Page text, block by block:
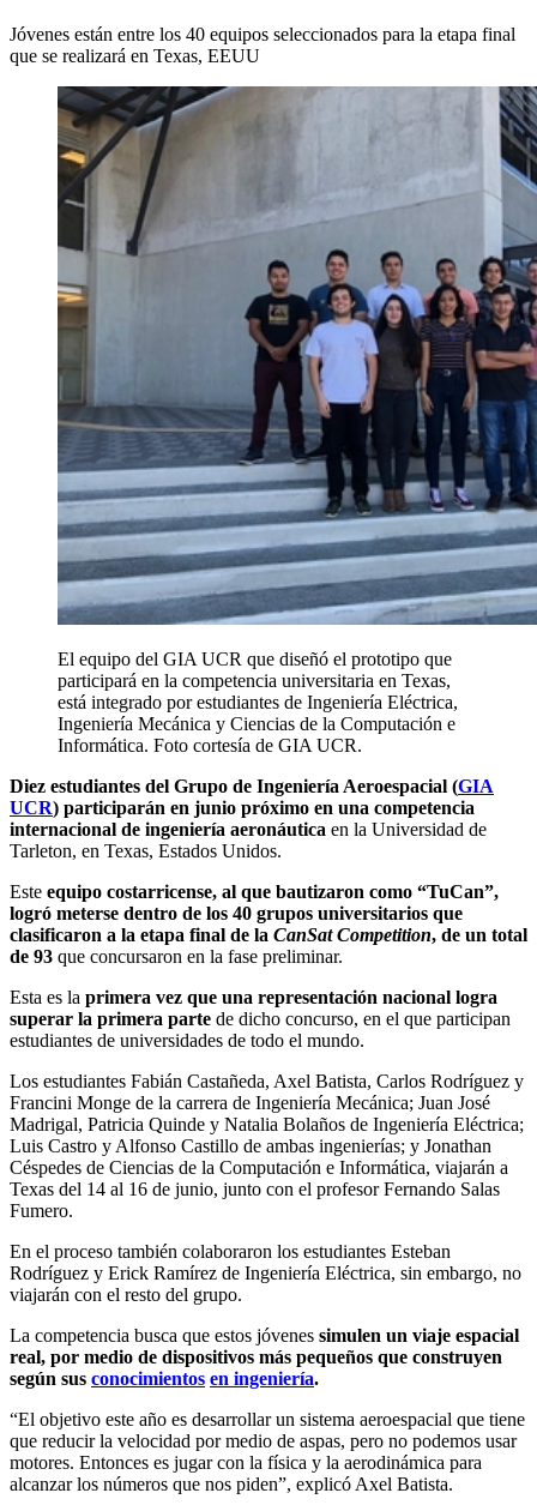
Jóvenes están entre los 40 equipos seleccionados para la etapa final
que se realizará en Texas, EEUU
El equipo del GIA UCR que diseñó el prototipo que
participará en la competencia universitaria en Texas,
está integrado por estudiantes de Ingeniería Eléctrica,
Ingeniería Mecánica y Ciencias de la Computación e
Informática. Foto cortesía de GIA UCR.
Diez estudiantes del Grupo de Ingeniería Aeroespacial (GIA
UCR) participarán en junio próximo en una competencia
internacional de ingeniería aeronáutica en la Universidad de
Tarleton, en Texas, Estados Unidos.
Este equipo costarricense, al que bautizaron como “TuCan”,
logró meterse dentro de los 40 grupos universitarios que
clasificaron a la etapa final de la CanSat Competition, de un total
de 93 que concursaron en la fase preliminar.
Esta es la primera vez que una representación nacional logra
superar la primera parte de dicho concurso, en el que participan
estudiantes de universidades de todo el mundo.
Los estudiantes Fabián Castañeda, Axel Batista, Carlos Rodríguez y
Francini Monge de la carrera de Ingeniería Mecánica; Juan José
Madrigal, Patricia Quinde y Natalia Bolaños de Ingeniería Eléctrica;
Luis Castro y Alfonso Castillo de ambas ingenierías; y Jonathan
Céspedes de Ciencias de la Computación e Informática, viajarán a
Texas del 14 al 16 de junio, junto con el profesor Fernando Salas
Fumero.
En el proceso también colaboraron los estudiantes Esteban
Rodríguez y Erick Ramírez de Ingeniería Eléctrica, sin embargo, no
viajarán con el resto del grupo.
La competencia busca que estos jóvenes simulen un viaje espacial
real, por medio de dispositivos más pequeños que construyen
según sus conocimientos en ingeniería.
“El objetivo este año es desarrollar un sistema aeroespacial que tiene
que reducir la velocidad por medio de aspas, pero no podemos usar
motores. Entonces es jugar con la física y la aerodinámica para
alcanzar los números que nos piden”, explicó Axel Batista.